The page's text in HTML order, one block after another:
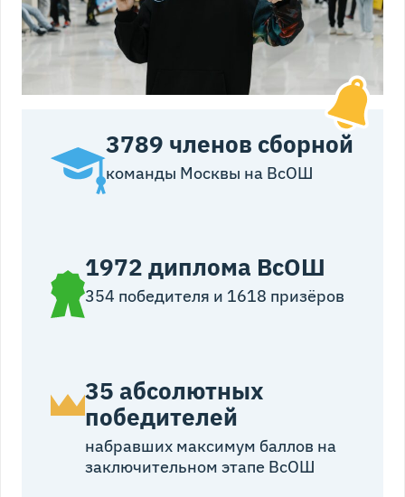
3789 членов сборной
команды Москвы на ВсОШ
1972 диплома ВсОШ
354 победителя и 1618 призёров
35 абсолютных
победителей
набравших максимум баллов на
заключительном этапе ВсОШ